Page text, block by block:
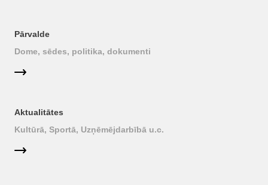
Pārvalde
Dome, sēdes, politika, dokumenti
Aktualitātes
Kultūrā, Sportā, Uzņēmējdarbībā u.c.